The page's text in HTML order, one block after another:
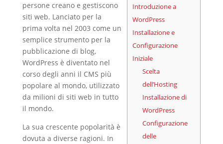
Introduzione a
WordPress
Installazione e
Configurazione
Iniziale
Scelta
dell’Hosting
Installazione di
WordPress
Configurazione
delle
persone creano e gestiscono
siti web. Lanciato per la
prima volta nel 2003 come un
semplice strumento per la
pubblicazione di blog,
WordPress è diventato nel
corso degli anni il CMS più
popolare al mondo, utilizzato
da milioni di siti web in tutto
il mondo.
La sua crescente popolarità è
dovuta a diverse ragioni. In